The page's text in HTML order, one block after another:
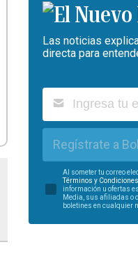
Las noticias
directa para
Regístrate a
Al someter tu correo
Términos y Condiciones
información u ofertas
Media, sus afiliadas o
boletines en cualquier